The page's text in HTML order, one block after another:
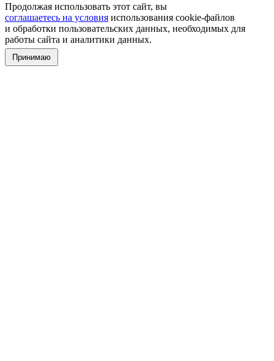
Продолжая использовать этот сайт, вы
соглашаетесь на условия использования cookie-файлов
и обработки пользовательских данных, необходимых для
работы сайта и аналитики данных.
Принимаю